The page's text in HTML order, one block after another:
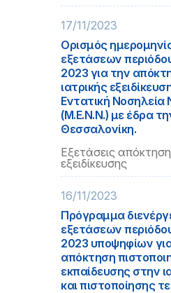
17/11/2023
Ορισμός
εξετάσεων
2023 για την
ιατρικής
Εντατική
(Μ.Ε.Ν.Ν.) με έδρα
Θεσσαλονίκη.
Εξετάσεις
εξειδίκευσης
16/11/2023
Πρόγραμμα
εξετάσεων
2023 υποψηφίων
απόκτηση
εκπαίδευσης στην
και πιστοποίησης